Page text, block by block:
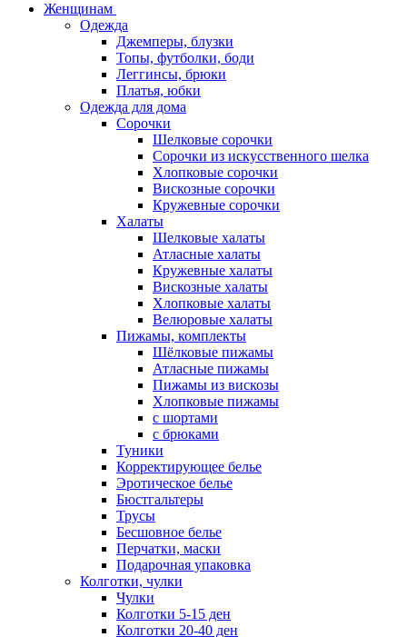
Женщинам
Одежда
Джемперы, блузки
Топы, футболки, боди
Леггинсы, брюки
Платья, юбки
Одежда для дома
Сорочки
Шелковые сорочки
Сорочки из искусственного шелка
Хлопковые сорочки
Вискозные сорочки
Кружевные сорочки
Халаты
Шелковые халаты
Атласные халаты
Кружевные халаты
Вискозные халаты
Хлопковые халаты
Велюровые халаты
Пижамы, комплекты
Шёлковые пижамы
Атласные пижамы
Пижамы из вискозы
Хлопковые пижамы
с шортами
с брюками
Туники
Корректирующее белье
Эротическое белье
Бюстгальтеры
Трусы
Бесшовное белье
Перчатки, маски
Подарочная упаковка
Колготки, чулки
Чулки
Колготки 5-15 ден
Колготки 20-40 ден